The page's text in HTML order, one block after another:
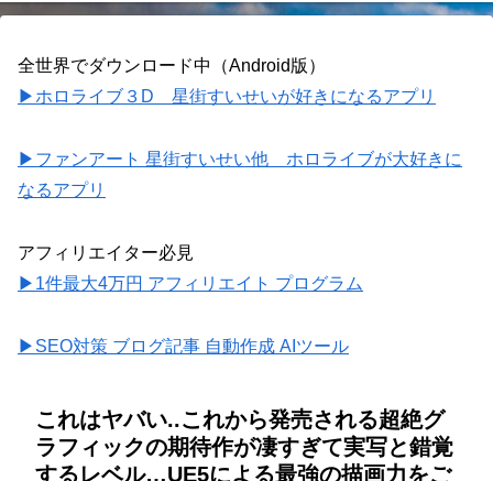
全世界でダウンロード中（Android版）
▶ホロライブ３D 星街すいせいが好きになるアプリ
▶ファンアート 星街すいせい他 ホロライブが大好きに
なるアプリ
アフィリエイター必見
▶1件最大4万円 アフィリエイト プログラム
▶SEO対策 ブログ記事 自動作成 AIツール
これはヤバい..これから発売される超絶グ
ラフィックの期待作が凄すぎて実写と錯覚
するレベル…UE5による最強の描画力をご